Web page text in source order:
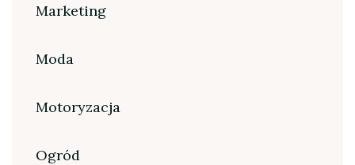
Marketing
Moda
Motoryzacja
Ogród